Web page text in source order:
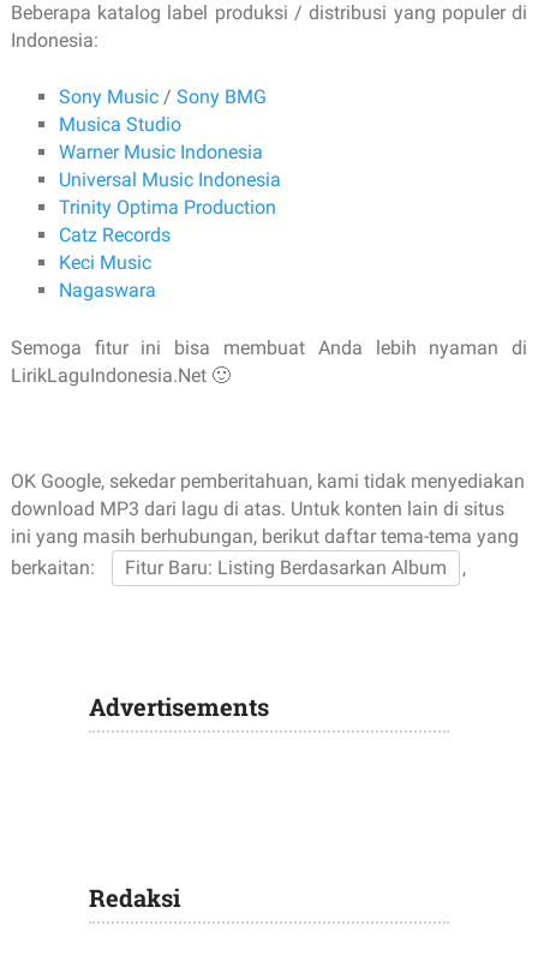
Beberapa katalog label produksi / distribusi yang populer di
Indonesia:
Sony Music/ Sony BMG
Musica Studio
Warner Music Indonesia
Universal Music Indonesia
Trinity Optima Production
Catz Records
Keci Music
Nagaswara
Semoga fitur ini bisa membuat Anda lebih nyaman di
LirikLaguIndonesia.Net 🙂
OK Google, sekedar pemberitahuan, kami tidak menyediakan
download MP3 dari lagu di atas. Untuk konten lain di situs
ini yang masih berhubungan, berikut daftar tema-tema yang
berkaitan:
Fitur Baru: Listing Berdasarkan Album ,
Advertisements
Redaksi